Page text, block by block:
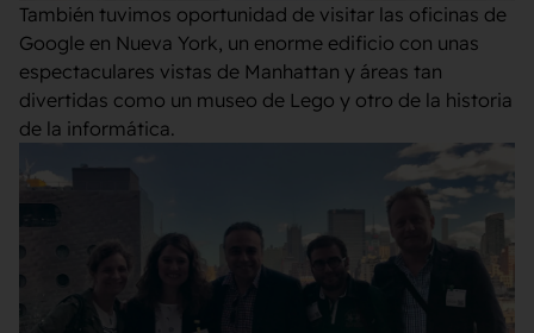
También tuvimos oportunidad de visitar las oficinas de
Google en Nueva York, un enorme edificio con unas
espectaculares vistas de Manhattan y áreas tan
divertidas como un museo de Lego y otro de la historia
de la informática.